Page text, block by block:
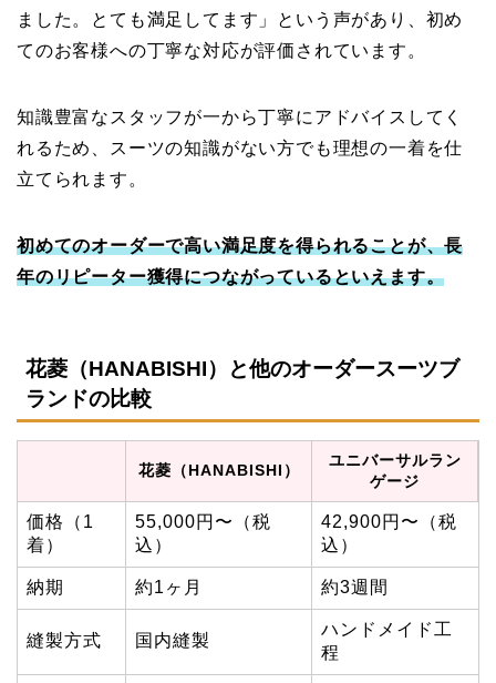
ました。とても満足してます」という声があり、初め
てのお客様への丁寧な対応が評価されています。
知識豊富なスタッフが一から丁寧にアドバイスしてく
れるため、スーツの知識がない方でも理想の一着を仕
立てられます。
初めてのオーダーで高い満足度を得られることが、長
年のリピーター獲得につながっているといえます。
花菱（HANABISHI）と他のオーダースーツブ
ランドの比較
花菱（HANABISHI）
ユニバーサルラン
ゲージ
価格（1
着）
55,000円〜（税
込）
42,900円〜（税
込）
納期 約1ヶ月 約3週間
縫製方式 国内縫製
ハンドメイド工
程